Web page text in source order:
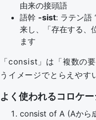
由来の接頭語
語幹 -sist: ラテン語
来し、「存在する、
ます
「consist」は「複数の
うイメージでとらえやす
よく使われるコロケ
consist of A (Aから